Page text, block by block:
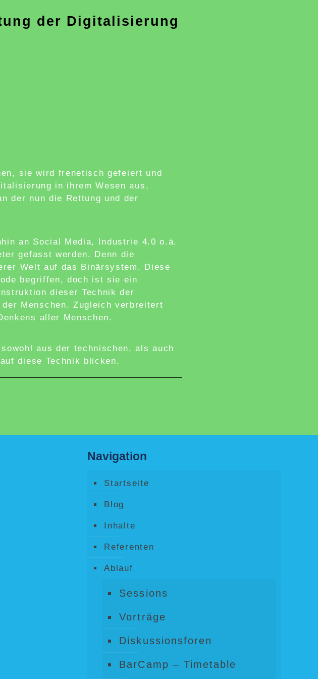
der Digitalisierung
sie wird frenetisch gefeiert und
in ihrem Wesen aus,
der nun die Rettung und der
an Social Media, Industrie 4.0 o.ä.
gefasst werden. Denn die
Welt auf das Binärsystem. Diese
begriffen, doch ist sie ein
dieser Technik der
der Menschen. Zugleich verbreitert
aller Menschen.
aus der technischen, als auch
diese Technik blicken.
Navigation
Startseite
Blog
Inhalte
Referenten
Ablauf
Sessions
Vorträge
Diskussionsforen
BarCamp – Timetable